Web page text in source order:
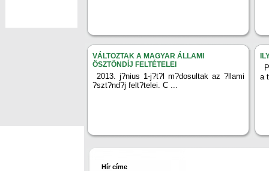
VÁLTOZTAK A MAGYAR ÁLLAMI
ÖSZTÖNDÍJ FELTÉTELEI
2013. j?nius 1-j?t?l m?dosultak az ?llami
?szt?nd?j felt?telei. C ...
a
Hír címe